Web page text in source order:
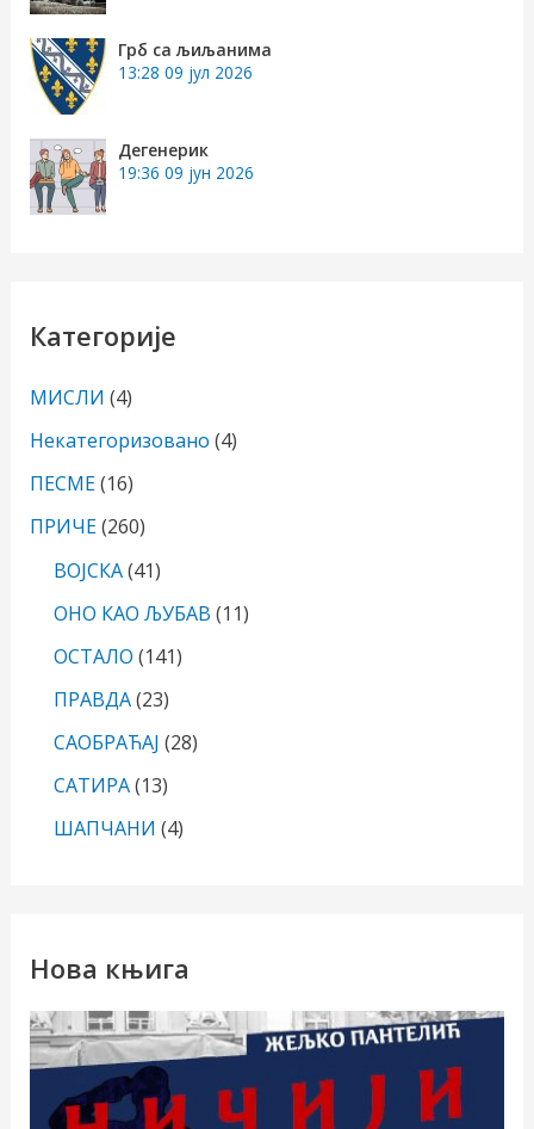
Грб са љиљанима
13:28 09 јул 2026
Дегенерик
19:36 09 јун 2026
Категорије
МИСЛИ (4)
Некатегоризовано (4)
ПЕСМЕ(16)
ПРИЧЕ(260)
ВОЈСКА(41)
ОНО КАО ЉУБАВ (11)
ОСТАЛО (141)
ПРАВДА(23)
САОБРАЋАЈ (28)
САТИРА(13)
ШАПЧАНИ (4)
Нова књига